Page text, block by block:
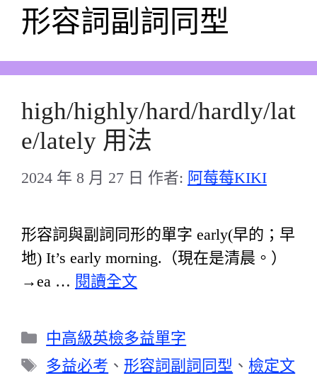
形容詞副詞同型
high/highly/hard/hardly/lat
e/lately 用法
2024 年 8 月 27 日 作者: 阿莓莓KIKI
形容詞與副詞同形的單字 early(早的；早
地) It’s early morning.（現在是清晨。）
→ea … 閱讀全文
分
類
中高級英檢多益單字
標
多益必考 、形容詞副詞同型 、 檢定文